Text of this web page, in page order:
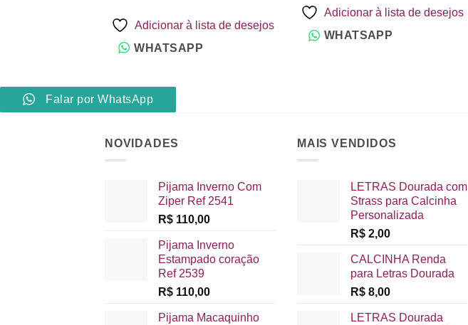
era:
R$ 25,00.
é:
R$ 20,00.
Adicionar à lista de desejos
WHATSAPP
Adicionar à lista de desejos
WHATSAPP
Falar por WhatsApp
NOVIDADES
Pijama Inverno Com
Ziper Ref 2541
R$ 110,00
Pijama Inverno
Estampado coração
Ref 2539
R$ 110,00
Pijama Macaquinho
MAIS VENDIDOS
LETRAS Dourada com
Strass para Calcinha
Personalizada
R$ 2,00
CALCINHA Renda
para Letras Dourada
R$ 8,00
LETRAS Dourada